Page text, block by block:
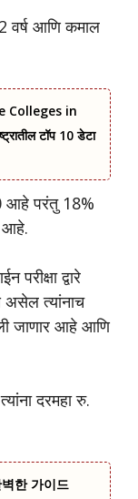
वर्ष आणि कमाल
Colleges in
टॉप 10 डेटा
आहे परंतु 18%
आहे.
परीक्षा द्वारे
असेल त्यांनाच
जाणार आहे आणि
दरमहा रु.
한 가이드